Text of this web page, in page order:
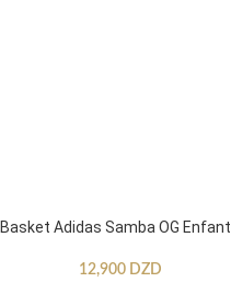
Basket Adidas Samba OG Enfant
12,900 DZD